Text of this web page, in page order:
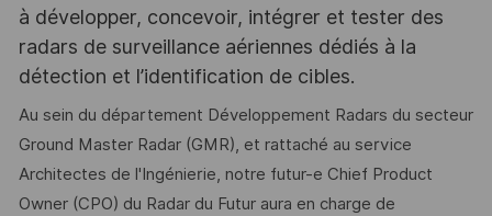
à développer, concevoir, intégrer et tester des
radars de surveillance aériennes dédiés à la
détection et l’identification de cibles.
Au sein du département Développement Radars du secteur
Ground Master Radar (GMR), et rattaché au service
Architectes de l'Ingénierie, notre futur-e Chief Product
Owner (CPO) du Radar du Futur aura en charge de